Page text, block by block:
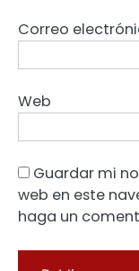
Correo
Web
Guardar mi
web en este
haga un